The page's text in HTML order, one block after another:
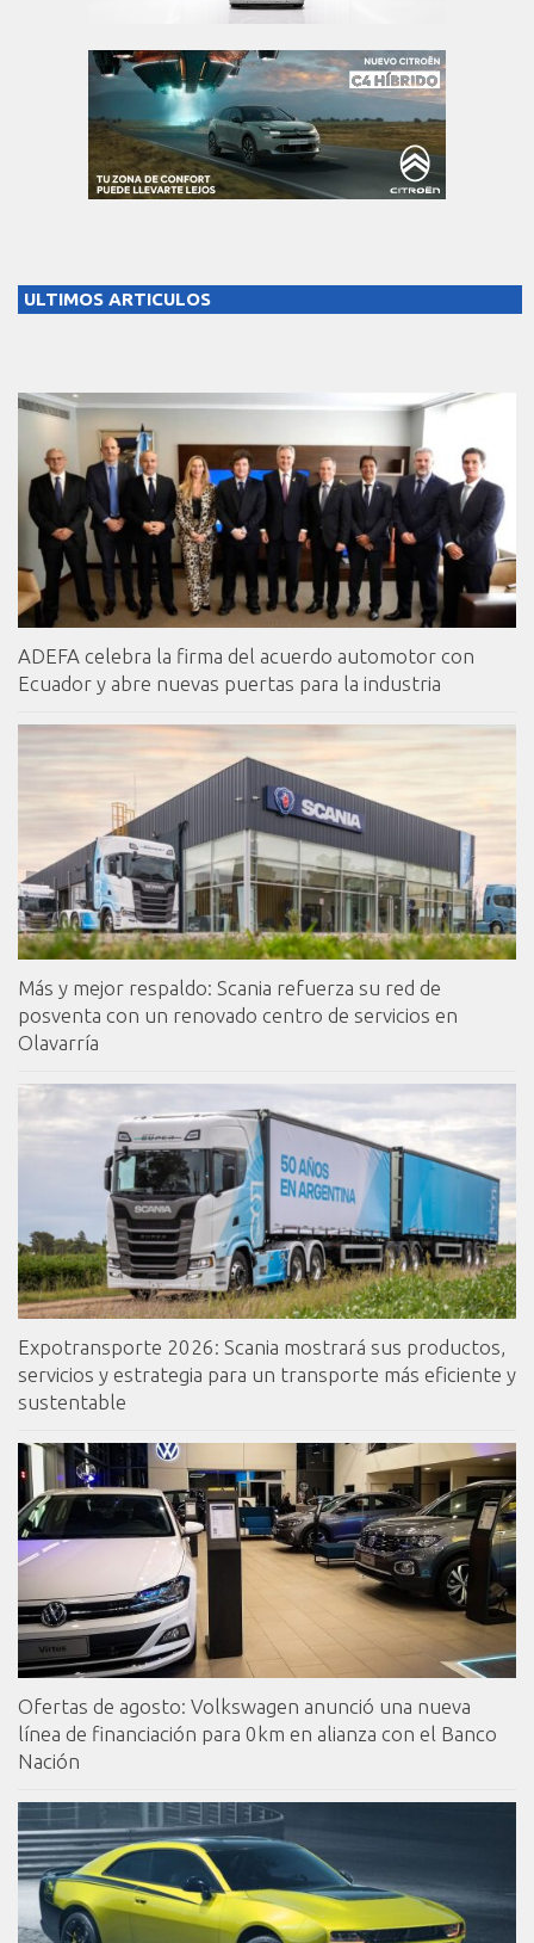
ULTIMOS ARTICULOS
ADEFA celebra la firma del acuerdo automotor con
Ecuador y abre nuevas puertas para la industria
Más y mejor respaldo: Scania refuerza su red de
posventa con un renovado centro de servicios en
Olavarría
Expotransporte 2026: Scania mostrará sus productos,
servicios y estrategia para un transporte más eficiente y
sustentable
Ofertas de agosto: Volkswagen anunció una nueva
línea de financiación para 0km en alianza con el Banco
Nación